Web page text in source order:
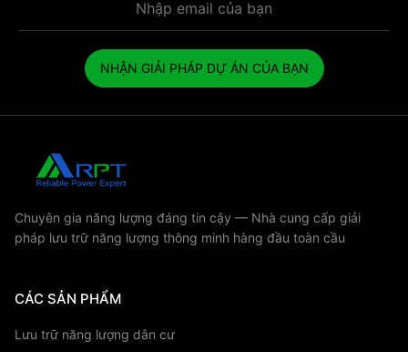
NHẬN GIẢI PHÁP DỰ ÁN CỦA BẠN
Chuyên gia năng lượng đáng tin cậy — Nhà cung cấp giải
pháp lưu trữ năng lượng thông minh hàng đầu toàn cầu
CÁC SẢN PHẨM
Lưu trữ năng lượng dân cư